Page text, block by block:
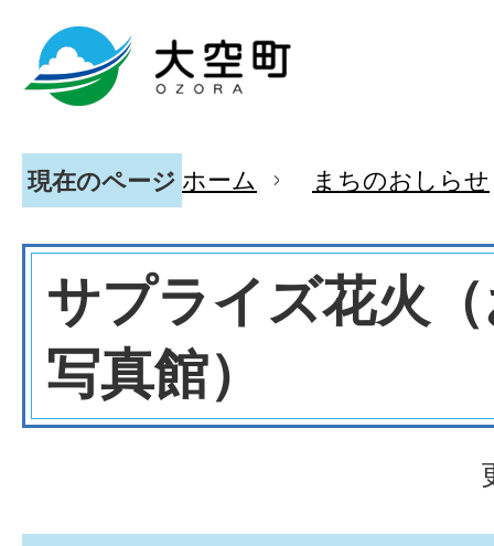
現在のページ ホーム まちのおしらせ
サプライズ花火
写真館）